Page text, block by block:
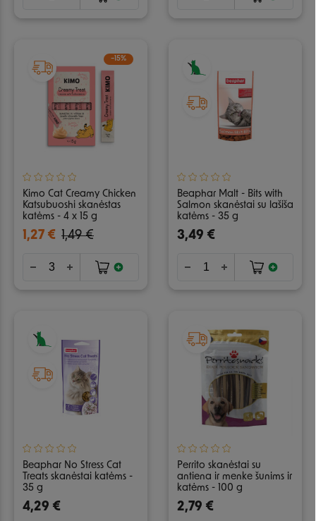
−15%
Kimo Cat Creamy Chicken
Katsubuoshi skanėstas
katėms - 4 x 15 g
1,27 € 1,49 €
Beaphar Malt - Bits with
Salmon skanėstai su lašiša
katėms - 35 g
3,49 €
Beaphar No Stress Cat
Treats skanėstai katėms -
35 g
4,29 €
Perrito skanėstai su
antiena ir menke šunims ir
katėms - 100 g
2,79 €